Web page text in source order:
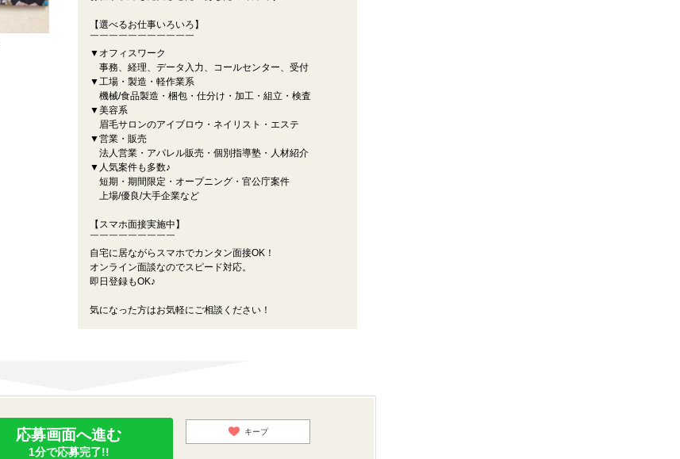
【選べるお仕事いろいろ】
￣￣￣￣￣￣￣￣￣￣￣
▼オフィスワーク
事務、経理、データ入力、コールセンター、受付
▼工場・製造・軽作業系
機械/食品製造・梱包・仕分け・加工・組立・検査
▼美容系
眉毛サロンのアイブロウ・ネイリスト・エステ
▼営業・販売
法人営業・アパレル販売・個別指導塾・人材紹介
▼人気案件も多数♪
短期・期間限定・オープニング・官公庁案件
上場/優良/大手企業など
【スマホ面接実施中】
￣￣￣￣￣￣￣￣￣
自宅に居ながらスマホでカンタン面接OK！
オンライン面談なのでスピード対応。
即日登録もOK♪
気になった方はお気軽にご相談ください！
応募画面へ進む
1分で応募完了!!
キープ